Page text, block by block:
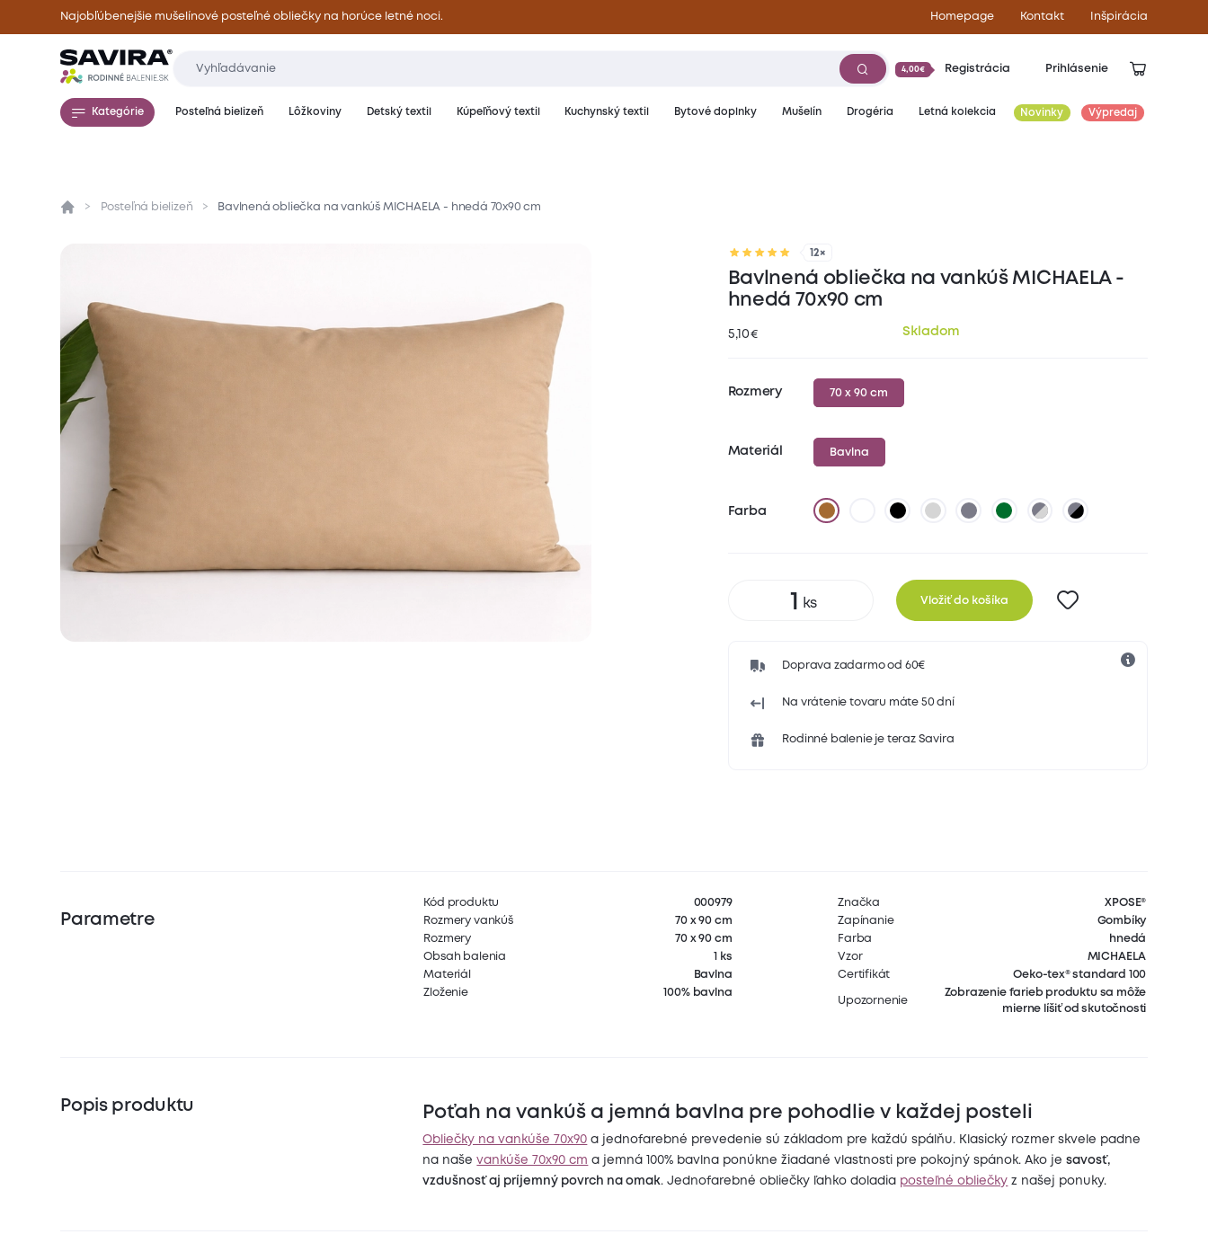
Najobľúbenejšie mušelínové posteľné obliečky na horúce letné noci. Homepage Kontakt Inšpirácia
4,00€ Registrácia Prihlásenie
Kategórie Posteľná bielizeň Lôžkoviny Detský textil Kúpeľňový textil Kuchynský textil Bytové doplnky Mušelín Drogéria Letná kolekcia Novinky Výpredaj
Prehľad Parametre Popis produktu Materiál a starostlivosť
Posteľná bielizeň Bavlnená obliečka na vankúš MICHAELA - hnedá 70x90 cm
12×
Bavlnená obliečka na vankúš MICHAELA -
hnedá 70x90 cm
5,10 € Skladom
Rozmery 70 x 90 cm
Materiál Bavlna
Farba
Vložiť do košíka
Doprava zadarmo od 60€
Na vrátenie tovaru máte 50 dní
Rodinné balenie je teraz Savira
Parametre
Kód produktu
000979
Rozmery vankúš
70 x 90 cm
Rozmery
70 x 90 cm
Obsah balenia
1 ks
Materiál
Bavlna
Zloženie
100% bavlna
Značka
XPOSE®
Zapínanie
Gombíky
Farba
hnedá
Vzor
MICHAELA
Certifikát
Oeko-tex® standard 100
Upozornenie
Zobrazenie farieb produktu sa môže
mierne líšiť od skutočnosti
Popis produktu Poťah na vankúš a jemná bavlna pre pohodlie v každej posteli
Obliečky na vankúše 70x90 a jednofarebné prevedenie sú základom pre každú spálňu. Klasický rozmer skvele padne
na naševankúše 70x90 cm a jemná 100% bavlna ponúkne žiadané vlastnosti pre pokojný spánok. Ako jesavosť,
vzdušnosť aj príjemný povrch na omak. Jednofarebné obliečky ľahko doladia posteľné obliečky z našej ponuky.